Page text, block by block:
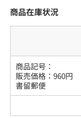
商品在庫状況
商品記号：
販売価格： 960円
書留郵便